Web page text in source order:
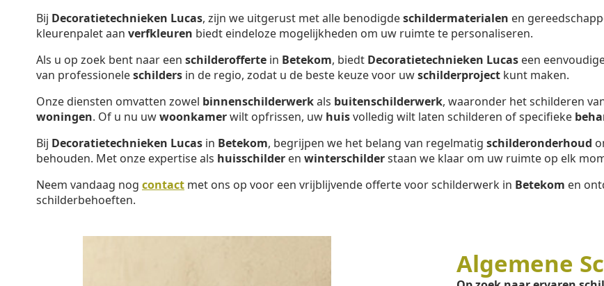
Bij Decoratietechnieken Lucas, zijn we uitgerust met alle benodigdeschildermaterialen en
kleurenpalet aan verfkleuren biedt eindeloze mogelijkheden om uw ruimte te personaliseren.
Als u op zoek bent naar een schilderofferte in Betekom, biedt Decoratietechnieken Lucas een
van professioneleschilders in de regio, zodat u de beste keuze voor uwschilderproject kunt maken.
Onze diensten omvatten zowel binnenschilderwerkals buitenschilderwerk, waaronder het schilderen
woningen. Of u nu uwwoonkamerwilt opfrissen, uw huisvolledig wilt laten schilderen of specifieke
Bij Decoratietechnieken Lucas in Betekom, begrijpen we het belang van regelmatig schilderonderhoud
behouden. Met onze expertise als huisschilder en winterschilderstaan we klaar om uw ruimte op elk
Neem vandaag nog contact met ons op voor een vrijblijvende offerte voor schilderwerk in Betekom en
schilderbehoeften.
Algemene